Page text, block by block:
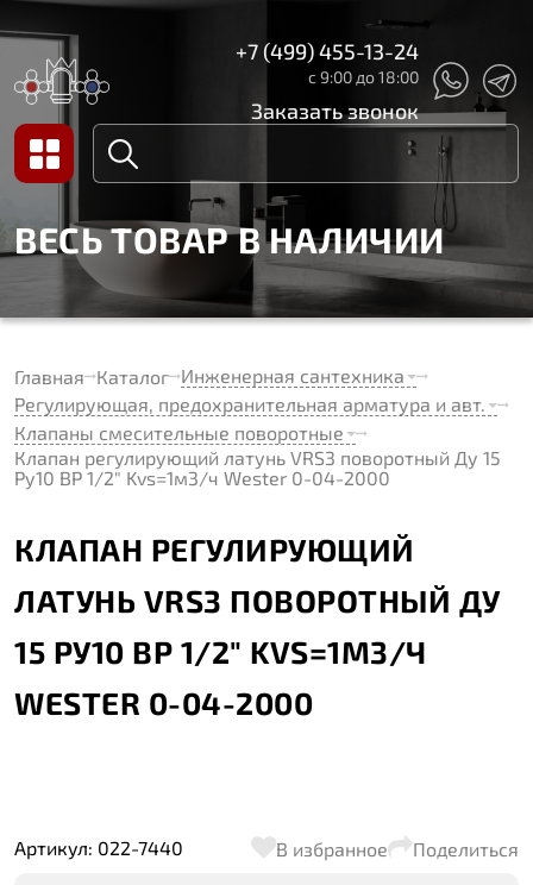
+7 (499) 455-13-24
с 9:00 до 18:00
Заказать звонок
ВЕСЬ ТОВАР В НАЛИЧИИ
Главная Каталог Инженерная сантехника
Регулирующая, предохранительная арматура и авт.
Клапаны смесительные поворотные
Клапан регулирующий латунь VRS3 поворотный Ду 15
Ру10 ВР 1/2" Kvs=1м3/ч Wester 0-04-2000
КЛАПАН РЕГУЛИРУЮЩИЙ
ЛАТУНЬ VRS3 ПОВОРОТНЫЙ ДУ
15 РУ10 ВР 1/2" KVS=1М3/Ч
WESTER 0-04-2000
Артикул: 022-7440 В избранное Поделиться